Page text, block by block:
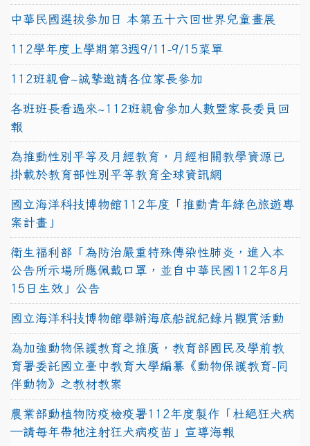
中華民國選拔參加日 本第五十六回世界兒童畫展
112學年度上學期第3週9/11-9/15菜單
112班親會~誠摯邀請各位家長參加
各班班長看過來~112班親會參加人數暨家長委員回
報
為推動性別平等及月經教育，月經相關教學資源已
掛載於教育部性別平等教育全球資訊網
國立海洋科技博物館112年度「推動青年綠色旅遊專
案計畫」
衛生福利部「為防治嚴重特殊傳染性肺炎，進入本
公告所示場所應佩戴口罩，並自中華民國112年8月
15日生效」公告
國立海洋科技博物館舉辦海底船說紀錄片觀賞活動
為加強動物保護教育之推廣，教育部國民及學前教
育署委託國立臺中教育大學編纂《動物保護教育-同
伴動物》之教材教案
農業部動植物防疫檢疫署112年度製作「杜絕狂犬病
—請每年帶牠注射狂犬病疫苗」宣導海報